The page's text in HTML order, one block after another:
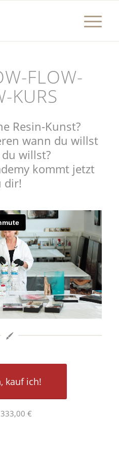
FLOW-
KURS
Resin-Kunst?
wann du willst
willst?
kommt jetzt
dir!
kauf ich!
€